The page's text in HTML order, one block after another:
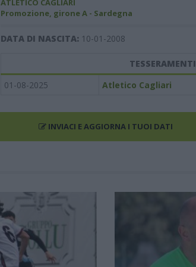
ATLETICO CAGLIARI
Promozione, girone A - Sardegna
DATA DI NASCITA: 10-01-2008
TESSERAMENTI
01-08-2025
Atletico Cagliari
INVIACI E AGGIORNA I TUOI DATI